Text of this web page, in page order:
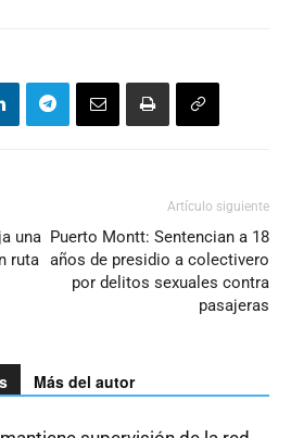
una
ruta
Artículo siguiente
Puerto Montt: Sentencian a 18
años de presidio a colectivero
por delitos sexuales contra
pasajeras
Más del autor